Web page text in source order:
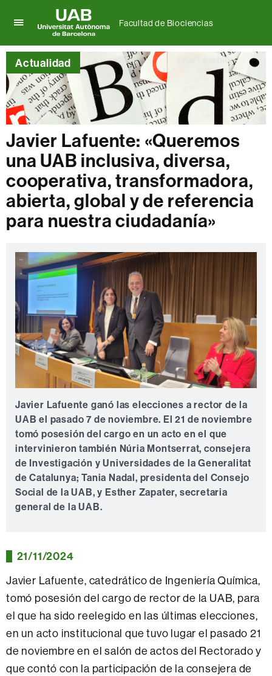
aquí
para
desplegar
el
menú
de
Facultad
Biociencias
Universitat
Autònoma
de
Barcelona
Facultad de Biociencias
Actualidad
Javier Lafuente: «Queremos
una UAB inclusiva, diversa,
cooperativa, transformadora,
abierta, global y de referencia
para nuestra ciudadanía»
Javier Lafuente ganó las elecciones a rector de la
UAB el pasado 7 de noviembre. El 21 de noviembre
tomó posesión del cargo en un acto en el que
intervinieron también Núria Montserrat, consejera
de Investigación y Universidades de la Generalitat
de Catalunya; Tania Nadal, presidenta del Consejo
Social de la UAB, y Esther Zapater, secretaria
general de la UAB.
21/11/2024
Javier Lafuente, catedrático de Ingeniería Química,
tomó posesión del cargo de rector de la UAB, para
el que ha sido reelegido en las últimas elecciones,
en un acto institucional que tuvo lugar el pasado 21
de noviembre en el salón de actos del Rectorado y
que contó con la participación de la consejera de